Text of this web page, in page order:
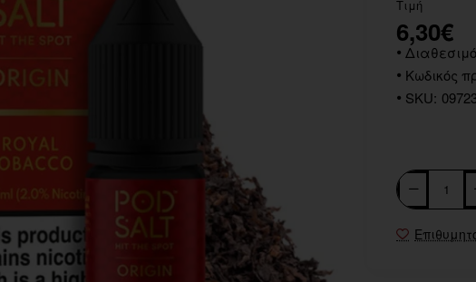
Τιμή
6,30€
Κωδικός
SKU: